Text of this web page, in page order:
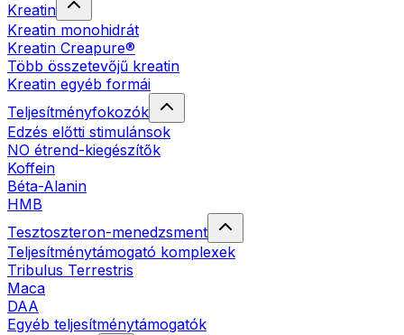
Kreatin
Kreatin monohidrát
Kreatin Creapure®
Több összetevőjű kreatin
Kreatin egyéb formái
Teljesítményfokozók
Edzés előtti stimulánsok
NO étrend-kiegészítők
Koffein
Béta-Alanin
HMB
Tesztoszteron-menedzsment
Teljesítménytámogató komplexek
Tribulus Terrestris
Maca
DAA
Egyéb teljesítménytámogatók